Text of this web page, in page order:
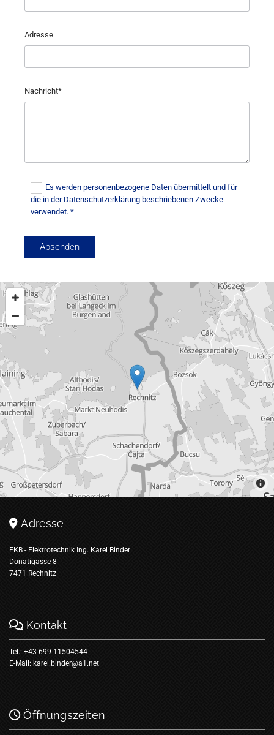
Adresse
Nachricht*
Es werden personenbezogene Daten übermittelt und für
die in der Datenschutzerklärung beschriebenen Zwecke
verwendet. *
 Adresse
EKB - Elektrotechnik Ing. Karel Binder
Donatigasse 8
7471 Rechnitz
 Kontakt
Tel.: +43 699 11504544
E-Mail: karel.binder@a1.net
Öffnungszeiten